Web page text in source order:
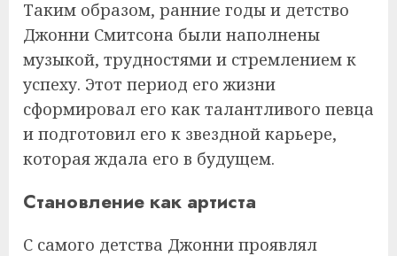
Таким образом, ранние годы и детство
Джонни Смитсона были наполнены
музыкой, трудностями и стремлением к
успеху. Этот период его жизни
сформировал его как талантливого певца
и подготовил его к звездной карьере,
которая ждала его в будущем.
Становление как артиста
С самого детства Джонни проявлял